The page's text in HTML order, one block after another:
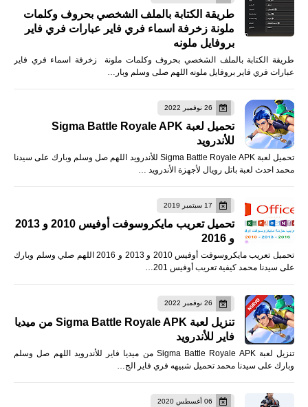
طريقة الكتابة بالملف الشخصي بحروف وكلمات
ملونة زخرفة اسماء فري فاير عبارات فري فاير
بروفايل ملونه
طريقة الكتابة بالملف الشخصي بحروف وكلمات ملونة زخرفة اسماء فري فاير
عبارات فري فاير بروفايل ملونه اللهم صلى وسلم وبار…
26 نوفمبر 2022
تحميل لعبة Sigma Battle Royale APK
للأندرويد
تحميل لعبة Sigma Battle Royale APK للأندرويد اللهم صل وسلم وبارك على سيدنا
محمد احدث لعبة باتل رويال لأجهزة الأندرويد …
17 سبتمبر 2019
تحميل تعريب مايكروسوفت أوفيس 2010 و 2013
و 2016
تحميل تعريب مايكروسوفت أوفيس 2010 و 2013 و 2016 اللهم صلي وسلم وبارك
على سيدنا محمد كيفية تعريب أوفيس 201…
26 نوفمبر 2022
تنزيل لعبة Sigma Battle Royale APK من ميديا
فاير للأندرويد
تنزيل لعبة Sigma Battle Royale APK من ميديا فاير للأندرويد اللهم صل وسلم
وبارك على سيدنا محمد تحميل شبيهه فري فاير الج…
06 أغسطس 2020